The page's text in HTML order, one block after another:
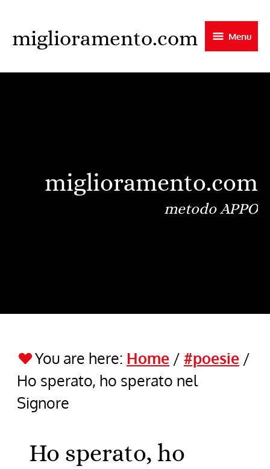
to
content
miglioramento.com Menu
miglioramento.com
metodo APPO
You are here: Home / #poesie /
Ho sperato, ho sperato nel
Signore
Ho sperato, ho